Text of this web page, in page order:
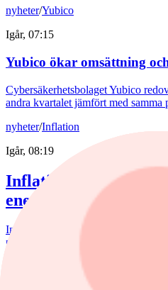
nyheter/Yubico
Igår, 07:15
Yubico ökar omsättning
Cybersäkerhetsbolaget Yubico
andra kvartalet jämfört med samma
nyheter/Inflation
Igår, 08:19
Inflationen sjunker i
energipriserna
Inflationen i juli sjönk både när det
preliminära siffror från SCB.
Aktierekommendationer